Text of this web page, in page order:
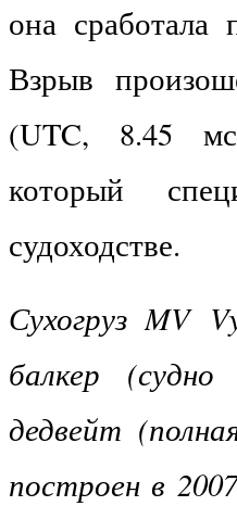
она
Взрыв
(UTC, 8.45
который
судоходстве.
Сухогруз MV
балкер (судно
дедвейт
построен в